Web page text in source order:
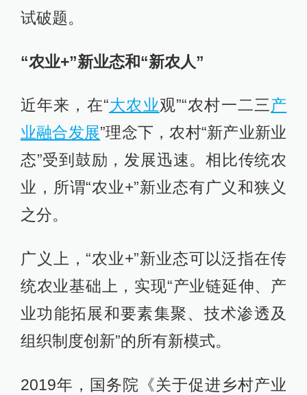
试破题。
“农业+”新业态和“新农人”
近年来，在“大农业观”“农村一二三产
业融合发展”理念下，农村“新产业新业
态”受到鼓励，发展迅速。相比传统农
业，所谓“农业+”新业态有广义和狭义
之分。
广义上，“农业+”新业态可以泛指在传
统农业基础上，实现“产业链延伸、产
业功能拓展和要素集聚、技术渗透及
组织制度创新”的所有新模式。
2019年，国务院《关于促进乡村产业